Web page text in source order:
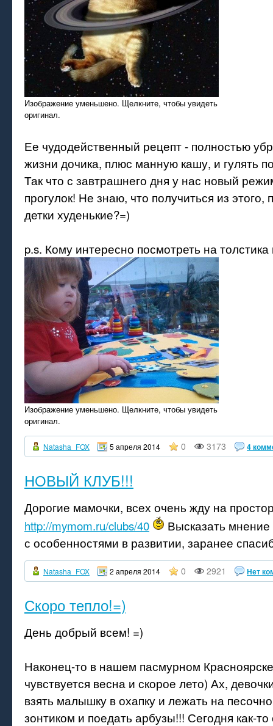
Изображение уменьшено. Щелкните, чтобы увидеть
оригинал.
Ее чудодейственный рецепт - полностью
жизни дочика, плюс манную кашу, и гулять
Так что с завтрашнего дня у нас новый
прогулок! Не знаю, что получиться из
детки худенькие?=)
p.s. Кому интересно посмотреть на толстика
Изображение уменьшено. Щелкните, чтобы увидеть
оригинал.
Natasha_FOX 5 апреля 2014 0 3173 4
НОВЫЙ КЛУБ!!!
Дорогие мамочки, всех очень жду на
http://mymom.ru/clubs/40
Высказать
с особенностями в развитии, заранее
Natasha_FOX 2 апреля 2014 0 2921 Нет
Скоро тепло!=)
День добрый всем! =)
Наконец-то в нашем пасмурном
чувствуется весна и скорое лето) Ах,
взять малышку в охапку и лежать на
зонтиком и поедать арбузы!!! Сегодня как-